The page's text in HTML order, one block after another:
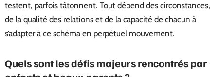
testent, parfois tâtonnent. Tout dépend des circonstances,
de la qualité des relations et de la capacité de chacun à
s’adapter à ce schéma en perpétuel mouvement.
Quels sont les défis majeurs rencontrés par